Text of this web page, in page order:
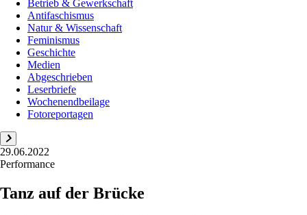
Betrieb & Gewerkschaft
Antifaschismus
Natur & Wissenschaft
Feminismus
Geschichte
Medien
Abgeschrieben
Leserbriefe
Wochenendbeilage
Fotoreportagen
29.06.2022
Performance
Tanz auf der Brücke